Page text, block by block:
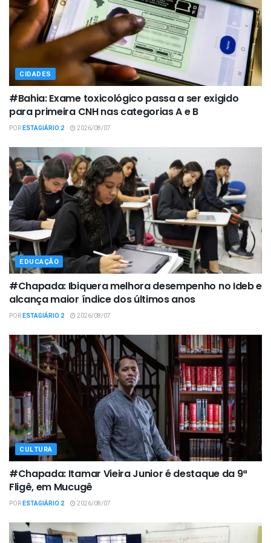
CIDADES
#Bahia: Exame toxicológico passa a ser exigido
para primeira CNH nas categorias A e B
PORESTAGIÁRIO 2 2026/08/07
EDUCAÇÃO
#Chapada: Ibiquera melhora desempenho no Ideb e
alcança maior índice dos últimos anos
PORESTAGIÁRIO 2 2026/08/07
CULTURA
#Chapada: Itamar Vieira Junior é destaque da 9ª
Fligê, em Mucugê
PORESTAGIÁRIO 2 2026/08/07